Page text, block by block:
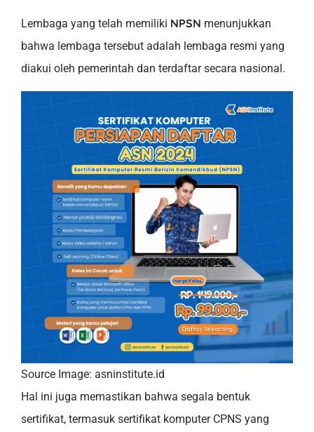
Lembaga yang telah memiliki NPSN menunjukkan
bahwa lembaga tersebut adalah lembaga resmi yang
diakui oleh pemerintah dan terdaftar secara nasional.
Source Image: asninstitute.id
Hal ini juga memastikan bahwa segala bentuk
sertifikat, termasuk sertifikat komputer CPNS yang